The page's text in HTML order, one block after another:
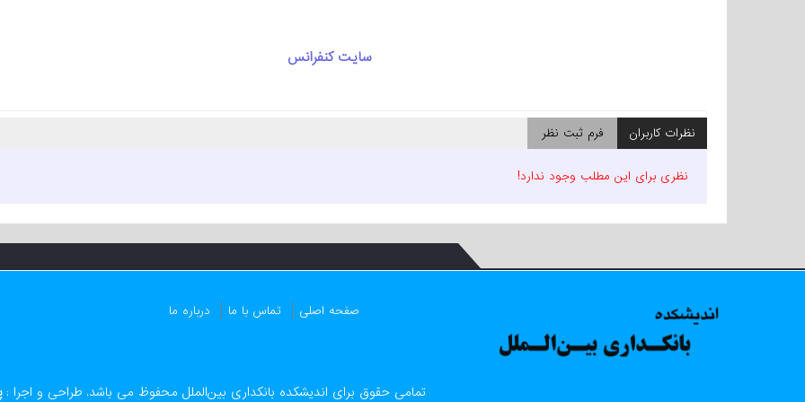
سایت کنفرانس
نظرات کاربران فرم ثبت نظر
نظری برای این مطلب وجود ندارد!
صفحه اصلی تماس با ما درباره ما
تمامی حقوق برای اندیشکده بانکداری بین‌الملل محفوظ می باشد. طراحی و اجرا :